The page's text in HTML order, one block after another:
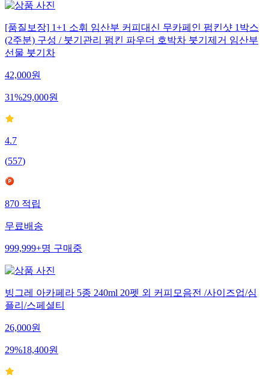
[품질보장] 1+1 소휘 임산부 커피대신 무카페인 펌킨샷 1박스
(2주분) 구성 / 붓기관리 펌킨 파우더 호박차 붓기제거 임산부
선물 붓기차
42,000원
31%29,000원
4.7
(557)
870적립
무료배송
999,999+명구매중
빙그레 아카페라 5종 240ml 20펫 외 커피모음전 /사이즈업/심
플리/스페셜티
26,000원
29%18,400원